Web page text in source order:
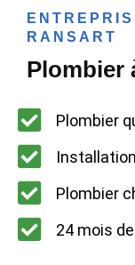
RANSART
Plombier
Plombier
Plombier
24 mois